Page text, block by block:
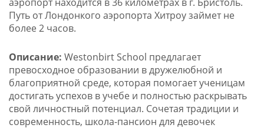
Путь от Лондонкого аэропорта Хитроу займет не
более 2 часов.
Описание: Westonbirt School предлагает
превосходное образовании в дружелюбной и
благоприятной среде, которая помогает ученицам
достигать успехов в учебе и полностью раскрывать
свой личностный потенциал. Сочетая традиции и
современность, школа-пансион для девочек